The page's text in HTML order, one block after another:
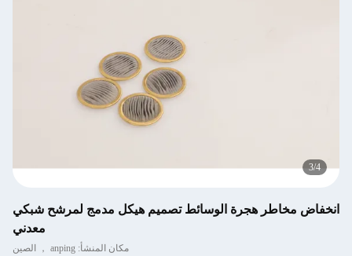
3/4
انخفاض مخاطر هجرة الوسائط تصميم هيكل مدمج لمرشح شبكي
معدني
مكان المنشأ: anping ， الصين